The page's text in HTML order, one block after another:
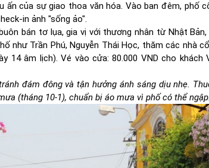
ấn của sự giao thoa văn hóa. Vào ban đêm, phố
in ảnh "sống ảo".
bán tơ lụa, gia vị với thương nhân từ Nhật Bản,
như Trần Phú, Nguyễn Thái Học, thăm các nhà
14 âm lịch). Vé vào cửa: 80.000 VND cho
đám đông và tận hưởng ánh sáng dịu nhẹ.
(tháng 10-1), chuẩn bị áo mưa vì phố có thể ngập.